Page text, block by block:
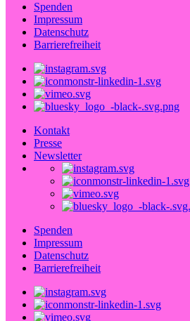
Spenden
Impressum
Datenschutz
Barrierefreiheit
Kontakt
Presse
Newsletter
Spenden
Impressum
Datenschutz
Barrierefreiheit